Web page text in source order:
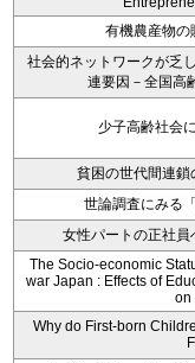
有機農産物の
社会的ネットワークが乏
連要因－全国高
少子高齢社会
貧困の世代間連鎖
世論調査にみる
女性パートの正社
The Socio-economic
war Japan : Effects of
on
Why do First-born